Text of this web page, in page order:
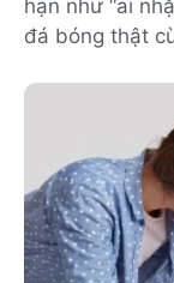
hạn như “ai
đá bóng thật